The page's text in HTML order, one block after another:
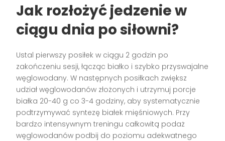
Jak rozłożyć jedzenie w
ciągu dnia po siłowni?
Ustal pierwszy posiłek w ciągu 2 godzin po
zakończeniu sesji, łącząc białko i szybko przyswajalne
węglowodany. W następnych posiłkach zwiększ
udział węglowodanów złożonych i utrzymuj porcje
białka 20-40 g co 3-4 godziny, aby systematycznie
podtrzymywać syntezę białek mięśniowych. Przy
bardzo intensywnym treningu całkowitą podaż
węglowodanów podbij do poziomu adekwatnego